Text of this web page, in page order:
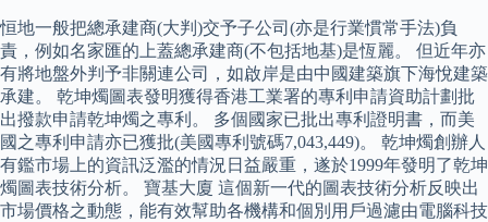
恒地一般把總承建商(大判)交予子公司(亦是行業慣常手法)負
責，例如名家匯的上蓋總承建商(不包括地基)是恆麗。 但近年亦
有將地盤外判予非關連公司，如啟岸是由中國建築旗下海悅建築
承建。 乾坤燭圖表發明獲得香港工業署的專利申請資助計劃批
出撥款申請乾坤燭之專利。 多個國家已批出專利證明書，而美
國之專利申請亦已獲批(美國專利號碼7,043,449)。 乾坤燭創辦人
有鑑市場上的資訊泛濫的情況日益嚴重，遂於1999年發明了乾坤
燭圖表技術分析。 寶基大廈 這個新一代的圖表技術分析反映出
市場價格之動態，能有效幫助各機構和個別用戶過濾由電腦科技